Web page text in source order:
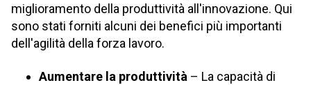
miglioramento della produttività all'innovazione. Qui
sono stati forniti alcuni dei benefici più importanti
dell'agilità della forza lavoro.
Aumentare la produttività – La capacità di